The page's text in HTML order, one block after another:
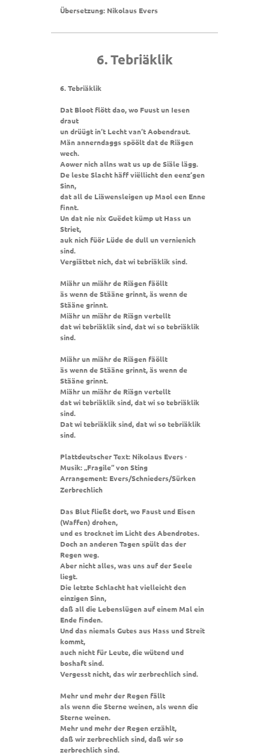
Übersetzung: Nikolaus Evers
6. Tebriäklik
6. Tebriäklik
Dat Bloot flött dao, wo Fuust un Iesen
draut
un drüügt in‘t Lecht van‘t Aobendraut.
Män annerndaggs spöölt dat de Riägen
wech.
Aower nich allns wat us up de Siäle lägg.
De leste Slacht häff viëllicht den eenz‘gen
Sinn,
dat all de Liäwensleigen up Maol een Enne
finnt.
Un dat nie nix Guëdet kümp ut Hass un
Striet,
auk nich füör Lüde de dull un vernienich
sind.
Vergiättet nich, dat wi tebriäklik sind.
Miähr un miähr de Riägen fäöllt
äs wenn de Stääne grinnt, äs wenn de
Stääne grinnt.
Miähr un miähr de Riägn vertellt
dat wi tebriäklik sind, dat wi so tebriäklik
sind.
Miähr un miähr de Riägen fäöllt
äs wenn de Stääne grinnt, äs wenn de
Stääne grinnt.
Miähr un miähr de Riägn vertellt
dat wi tebriäklik sind, dat wi so tebriäklik
sind.
Dat wi tebriäklik sind, dat wi so tebriäklik
sind.
Plattdeutscher Text: Nikolaus Evers ·
Musik: „Fragile“ von Sting
Arrangement: Evers/Schnieders/Sürken
Zerbrechlich
Das Blut fließt dort, wo Faust und Eisen
(Waffen) drohen,
und es trocknet im Licht des Abendrotes.
Doch an anderen Tagen spült das der
Regen weg.
Aber nicht alles, was uns auf der Seele
liegt.
Die letzte Schlacht hat vielleicht den
einzigen Sinn,
daß all die Lebenslügen auf einem Mal ein
Ende finden.
Und das niemals Gutes aus Hass und Streit
kommt,
auch nicht für Leute, die wütend und
boshaft sind.
Vergesst nicht, das wir zerbrechlich sind.
Mehr und mehr der Regen fällt
als wenn die Sterne weinen, als wenn die
Sterne weinen.
Mehr und mehr der Regen erzählt,
daß wir zerbrechlich sind, daß wir so
zerbrechlich sind.